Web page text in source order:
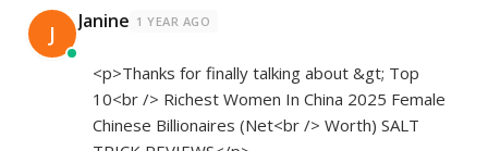
J Janine 1 YEAR AGO
<p>Thanks for finally talking about &gt; Top
10<br /> Richest Women In China 2025 Female
Chinese Billionaires (Net<br /> Worth) SALT